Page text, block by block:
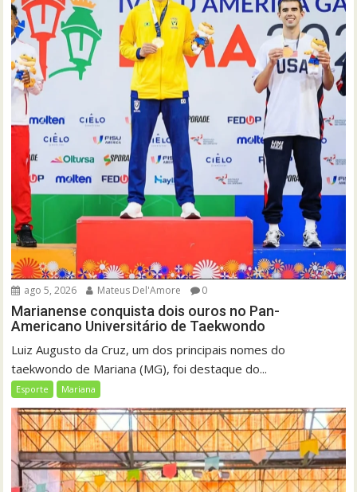
ago 5, 2026 Mateus Del'Amore 0
Marianense conquista dois ouros no Pan-
Americano Universitário de Taekwondo
Luiz Augusto da Cruz, um dos principais nomes do
taekwondo de Mariana (MG), foi destaque do...
Esporte Mariana